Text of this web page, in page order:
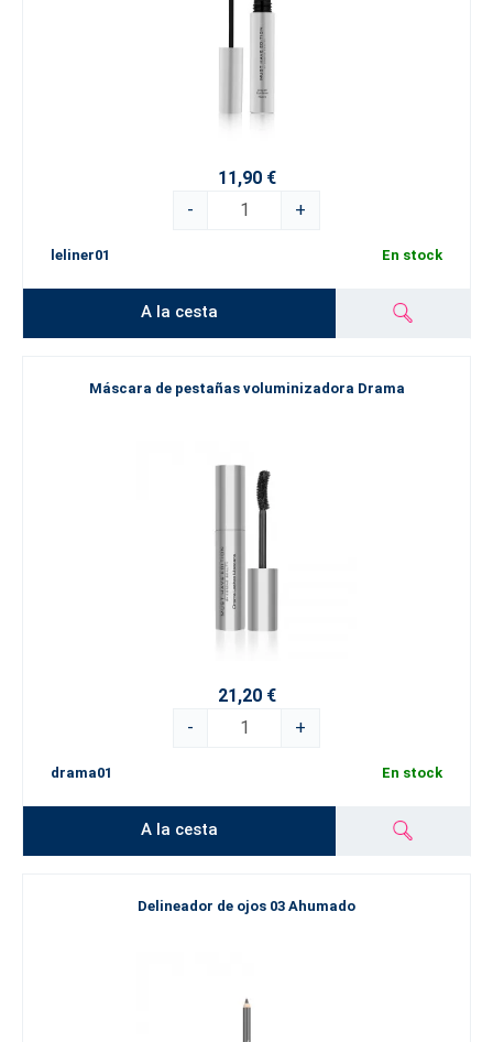
11,90 €
-
+
leliner01 En stock
A la cesta
Máscara de pestañas voluminizadora Drama
21,20 €
-
+
drama01 En stock
A la cesta
Delineador de ojos 03 Ahumado